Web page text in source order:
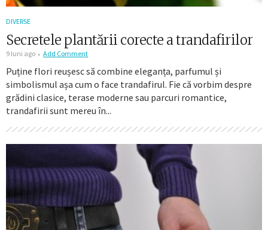
DIVERSE
Secretele plantării corecte a trandafirilor
9 luni ago Add Comment
Puține flori reușesc să combine eleganța, parfumul și
simbolismul așa cum o face trandafirul. Fie că vorbim despre
grădini clasice, terase moderne sau parcuri romantice,
trandafirii sunt mereu în...